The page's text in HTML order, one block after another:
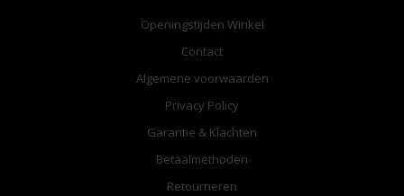
Openingstijden Winkel
Contact
Algemene voorwaarden
Privacy Policy
Garantie & Klachten
Betaalmethoden
Retourneren